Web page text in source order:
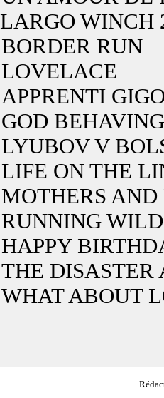
LARGO WINCH
BORDER RUN
LOVELACE
APPRENTI
GOD
LYUBOV V
LIFE ON THE
MOTHERS
RUNNING WILD
HAPPY
THE DISASTER
WHAT ABOUT